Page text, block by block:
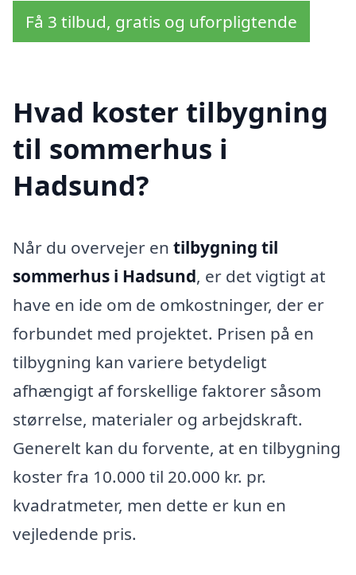
Få 3 tilbud, gratis og uforpligtende
Hvad koster tilbygning
til sommerhus i
Hadsund?
Når du overvejer en tilbygning til
sommerhus i Hadsund, er det vigtigt at
have en ide om de omkostninger, der er
forbundet med projektet. Prisen på en
tilbygning kan variere betydeligt
afhængigt af forskellige faktorer såsom
størrelse, materialer og arbejdskraft.
Generelt kan du forvente, at en tilbygning
koster fra 10.000 til 20.000 kr. pr.
kvadratmeter, men dette er kun en
vejledende pris.